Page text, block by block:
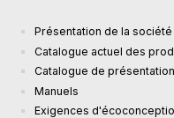
Présentation de la société
Catalogue actuel des
Catalogue de présentation
Manuels
Exigences